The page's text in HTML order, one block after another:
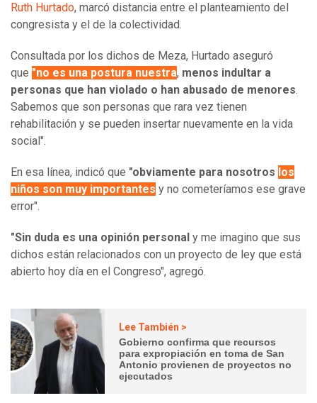
Ruth Hurtado, marcó distancia entre el planteamiento del
congresista y el de la colectividad.
Consultada por los dichos de Meza, Hurtado aseguró
que "no es una postura nuestra, menos indultar a
personas que han violado o han abusado de menores.
Sabemos que son personas que rara vez tienen
rehabilitación y se pueden insertar nuevamente en la vida
social".
En esa línea, indicó que "obviamente para nosotros los
niños son muy importantes y no cometeríamos ese grave
error".
"Sin duda es una opinión personal y me imagino que sus
dichos están relacionados con un proyecto de ley que está
abierto hoy día en el Congreso", agregó.
Lee También >
Gobierno confirma que recursos
para expropiación en toma de San
Antonio provienen de proyectos no
ejecutados